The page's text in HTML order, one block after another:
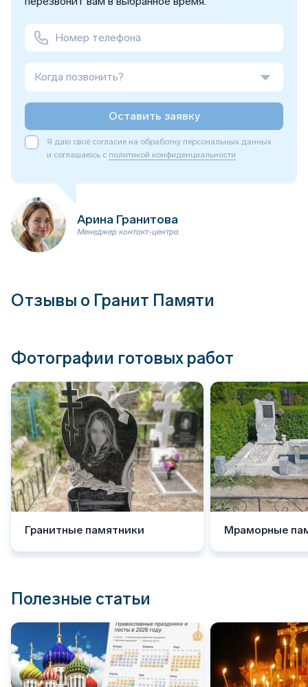
Когда позвонить?
Оставить заявку
Я даю своё согласие на обработку персональных данных
и соглашаюсь с политикой конфиденциальности
Арина Гранитова
Менеджер контакт-центра
Отзывы о Гранит Памяти
Фотографии готовых работ
Гранитные памятники Мраморные
Полезные статьи